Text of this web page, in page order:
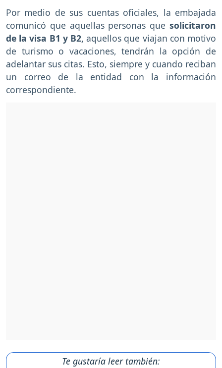
Por medio de sus cuentas oficiales, la embajada
comunicó que aquellas personas que solicitaron
de la visa B1 y B2, aquellos que viajan con motivo
de turismo o vacaciones, tendrán la opción de
adelantar sus citas. Esto, siempre y cuando reciban
un correo de la entidad con la información
correspondiente.
Te gustaría leer también: